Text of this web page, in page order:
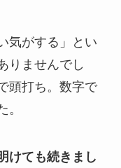
気がする」とい
りませんでし
頭打ち。数字で
。
けても続きまし